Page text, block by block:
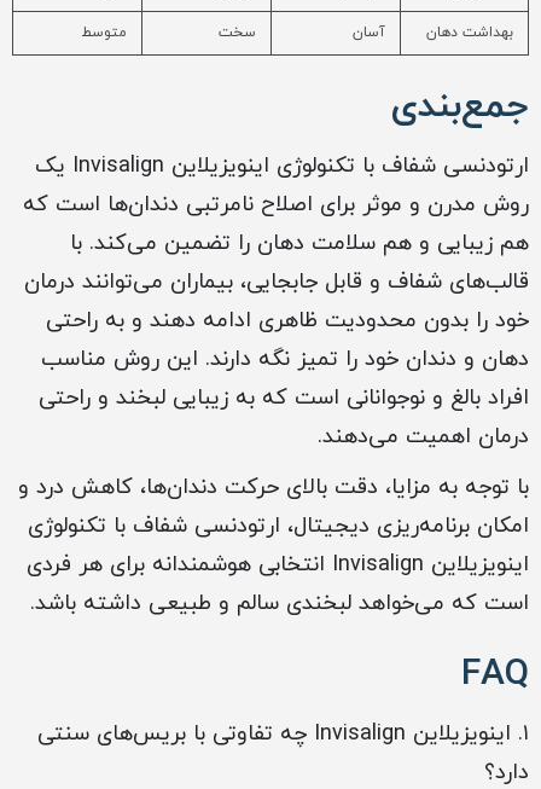
بهداشت دهان آسان سخت متوسط
جمع‌بندی
ارتودنسی شفاف با تکنولوژی اینویزیلاین Invisalign یک
روش مدرن و موثر برای اصلاح نامرتبی دندان‌ها است که
هم زیبایی و هم سلامت دهان را تضمین می‌کند. با
قالب‌های شفاف و قابل جابجایی، بیماران می‌توانند درمان
خود را بدون محدودیت ظاهری ادامه دهند و به راحتی
دهان و دندان خود را تمیز نگه دارند. این روش مناسب
افراد بالغ و نوجوانانی است که به زیبایی لبخند و راحتی
درمان اهمیت می‌دهند.
با توجه به مزایا، دقت بالای حرکت دندان‌ها، کاهش درد و
امکان برنامه‌ریزی دیجیتال، ارتودنسی شفاف با تکنولوژی
اینویزیلاین Invisalign انتخابی هوشمندانه برای هر فردی
است که می‌خواهد لبخندی سالم و طبیعی داشته باشد.
FAQ
۱. اینویزیلاین Invisalign چه تفاوتی با بریس‌های سنتی
دارد؟